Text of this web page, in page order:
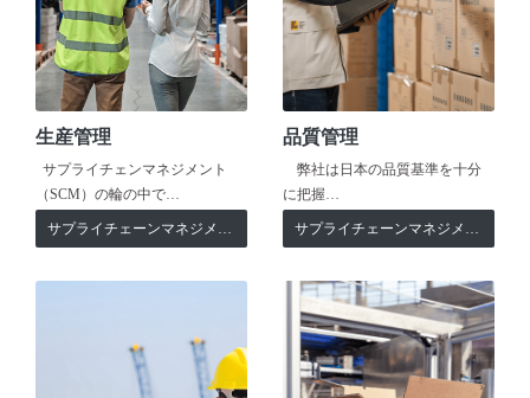
生産管理
サプライチェンマネジメント
（SCM）の輪の中で…
サプライチェーンマネジメント
品質管理
弊社は日本の品質基準を十分
に把握…
サプライチェーンマネジメント